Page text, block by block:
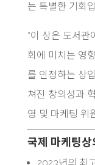
는 특별한 기회
“이 상은 도서
회에 미치는 영
를 인정하는 상
쳐진 창의성과
영 및 마케팅 위
국제 마케팅상